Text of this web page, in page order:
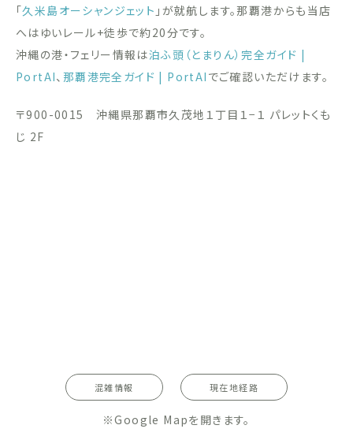
「久米島オーシャンジェット 」が就航します。那覇港からも当店
へはゆいレール+徒歩で約20分です。
沖縄の港・フェリー情報は泊ふ頭（とまりん）完全ガイド |
PortAI、 那覇港完全ガイド | PortAI でご確認いただけます。
〒900-0015 沖縄県那覇市久茂地１丁目１−１ パレットくも
じ 2F
混雑情報 現在地経路
※Google Mapを開きます。